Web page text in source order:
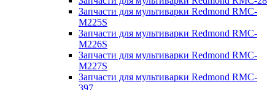
Запчасти для мультиварки Redmond RMC-
M225S
Запчасти для мультиварки Redmond RMC-
M226S
Запчасти для мультиварки Redmond RMC-
M227S
Запчасти для мультиварки Redmond RMC-
397